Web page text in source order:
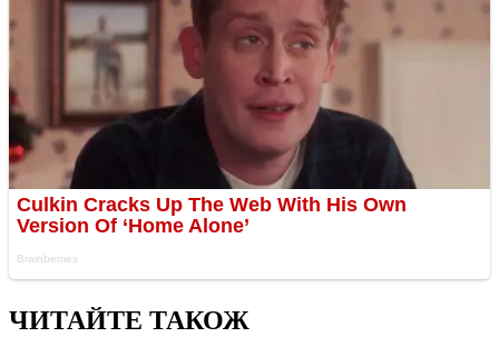
ЧИТАЙТЕ ТАКОЖ